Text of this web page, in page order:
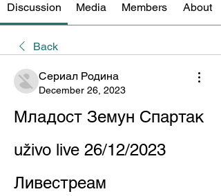
Discussion Media Members About
Back
Сериал Родина
December 26, 2023
Младост Земун Спартак
uživo live 26/12/2023
Ливестреам